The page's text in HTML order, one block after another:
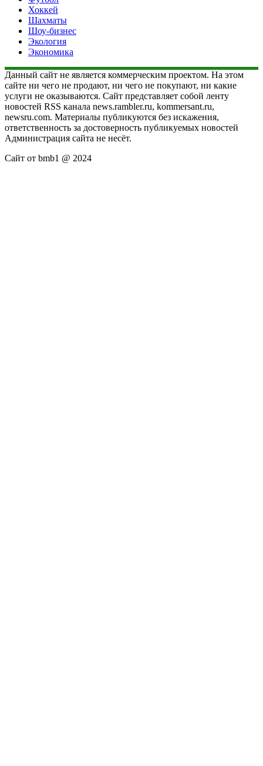
Хоккей
Шахматы
Шоу-бизнес
Экология
Экономика
Данный сайт не является коммерческим проектом. На этом
сайте ни чего не продают, ни чего не покупают, ни какие
услуги не оказываются. Сайт представляет собой ленту
новостей RSS канала news.rambler.ru, kommersant.ru,
newsru.com. Материалы публикуются без искажения,
ответственность за достоверность публикуемых новостей
Администрация сайта не несёт.
Сайт от bmb1 @ 2024